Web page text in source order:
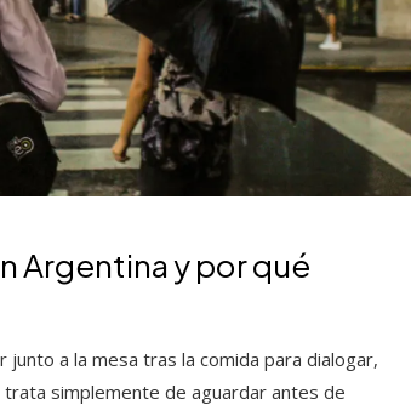
Argentina y por qué
a la mesa tras la comida para dialogar,
simplemente de aguardar antes de